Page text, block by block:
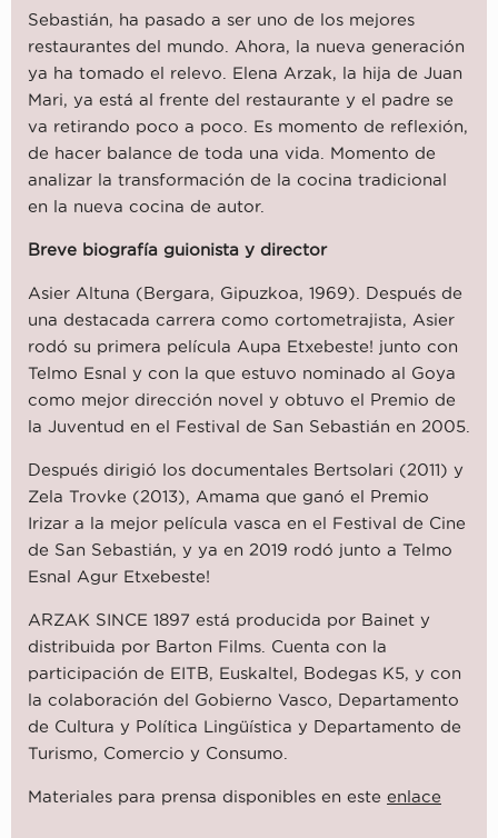
Sebastián, ha pasado a ser uno de los mejores
restaurantes del mundo. Ahora, la nueva generación
ya ha tomado el relevo. Elena Arzak, la hija de Juan
Mari, ya está al frente del restaurante y el padre se
va retirando poco a poco. Es momento de reflexión,
de hacer balance de toda una vida. Momento de
analizar la transformación de la cocina tradicional
en la nueva cocina de autor.
Breve biografía guionista y director
Asier Altuna (Bergara, Gipuzkoa, 1969). Después de
una destacada carrera como cortometrajista, Asier
rodó su primera película Aupa Etxebeste! junto con
Telmo Esnal y con la que estuvo nominado al Goya
como mejor dirección novel y obtuvo el Premio de
la Juventud en el Festival de San Sebastián en 2005.
Después dirigió los documentales Bertsolari (2011) y
Zela Trovke (2013), Amama que ganó el Premio
Irizar a la mejor película vasca en el Festival de Cine
de San Sebastián, y ya en 2019 rodó junto a Telmo
Esnal Agur Etxebeste!
ARZAK SINCE 1897 está producida por Bainet y
distribuida por Barton Films. Cuenta con la
participación de EITB, Euskaltel, Bodegas K5, y con
la colaboración del Gobierno Vasco, Departamento
de Cultura y Política Lingüística y Departamento de
Turismo, Comercio y Consumo.
Materiales para prensa disponibles en este enlace